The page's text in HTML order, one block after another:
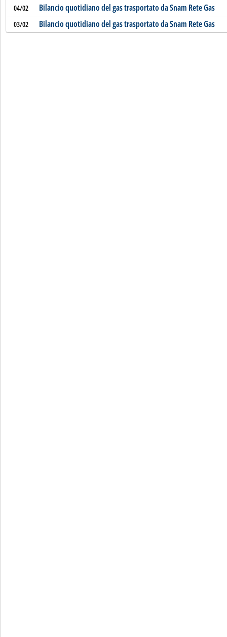
04/02 Bilancio quotidiano del gas trasportato da Snam Rete Gas
03/02 Bilancio quotidiano del gas trasportato da Snam Rete Gas